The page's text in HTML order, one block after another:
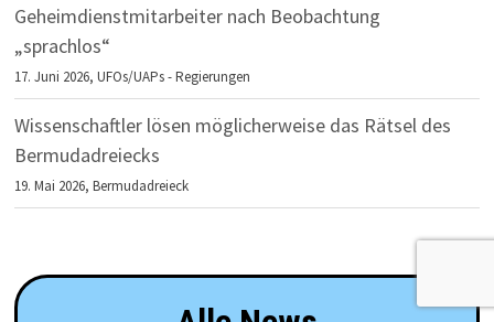
Geheimdienstmitarbeiter nach Beobachtung
„sprachlos“
17. Juni 2026,UFOs/UAPs - Regierungen
Wissenschaftler lösen möglicherweise das Rätsel des
Bermudadreiecks
19. Mai 2026,Bermudadreieck